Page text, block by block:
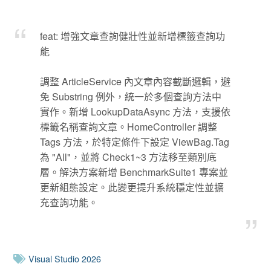
feat: 增強文章查詢健壯性並新增標籤查詢功
能
調整 ArticleService 內文章內容截斷邏輯，避
免 Substring 例外，統一於多個查詢方法中
實作。新增 LookupDataAsync 方法，支援依
標籤名稱查詢文章。HomeController 調整
Tags 方法，於特定條件下設定 ViewBag.Tag
為 "All"，並將 Check1~3 方法移至類別底
層。解決方案新增 BenchmarkSuite1 專案並
更新組態設定。此變更提升系統穩定性並擴
充查詢功能。
Visual Studio 2026